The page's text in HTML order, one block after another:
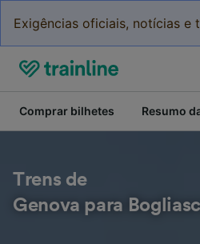
Exigências oficiais, notícias e
Comprar bilhetes Resumo
Trens de
Genova para